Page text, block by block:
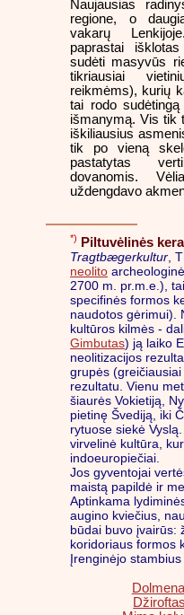
Naujausias
regione, o
vakarų
paprastai
sudėti masyvūs
tikriausiai
reikmėms), kurių
tai rodo
išmanymą. Vis tik
iškiliausius
tik po vieną
pastatytas
dovanomis.
uždengdavo
*) Piltuvėlinės
Tragtbægerkultur,
neolito
2700 m. pr.m.e.),
specifinės formos
naudotos gėrimui).
kultūros kilmės -
Gimbutas) ją laiko
neolitizacijos
grupės
rezultatu. Vienu
šiaurės Vokietiją,
pietinę Švediją, iki
rytuose siekė
virvelinė kultūra,
indoeuropiečiai.
Jos gyventojai
maistą papildė ir
Aptinkama
augino kviečius,
būdai buvo įvairūs:
koridoriaus formos
Įrenginėjo
Džiroftas